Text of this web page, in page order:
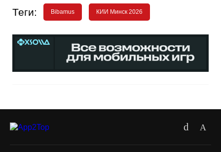
Теги: Bibamus КИИ Минск 2026